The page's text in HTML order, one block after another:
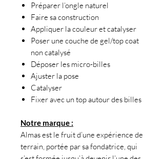
Préparer l’ongle naturel
Faire sa construction
Appliquer la couleur et catalyser
Poser une couche de gel/top coat
non catalysé
Déposer les micro-billes
Ajuster la pose
Catalyser
Fixer avec un top autour des billes
Notre marque :
Almas est le fruit d’une expérience de
terrain, portée par sa fondatrice, qui